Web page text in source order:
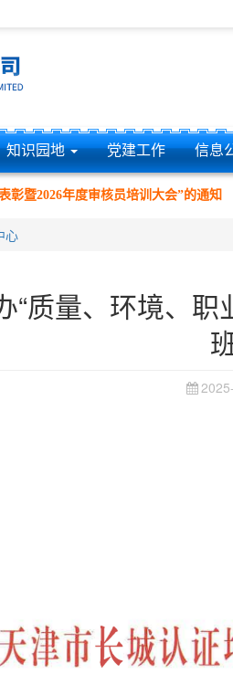
知识园地 党建工作 信息
年度审核员培训大会”的通知 关
心
“质量、环境、